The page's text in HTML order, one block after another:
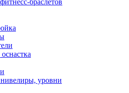
браслетов
уровни